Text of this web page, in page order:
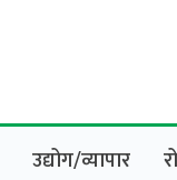
उद्योग/व्यापार